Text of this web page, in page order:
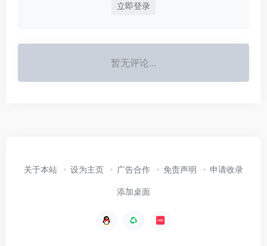
立即登录
暂无评论...
关于本站 设为主页 广告合作 免责声明 申请收录
添加桌面